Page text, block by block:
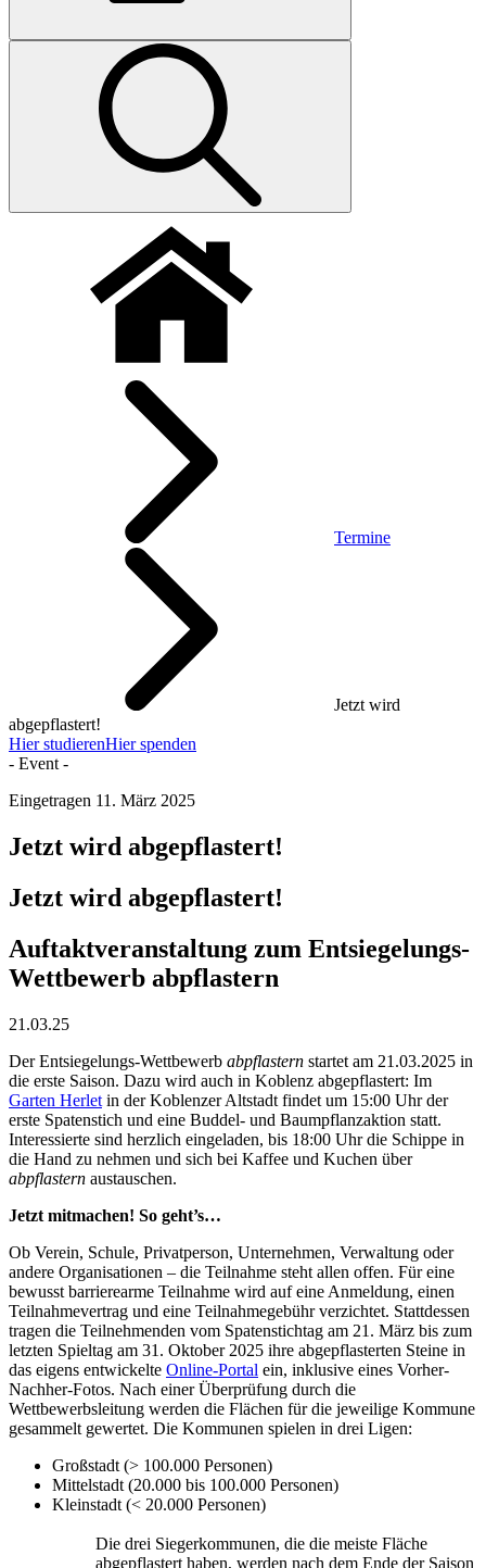
Termine
Jetzt wird
abgepflastert!
Hier studierenHier spenden
- Event -
Eingetragen 11. März 2025
Jetzt wird abgepflastert!
Jetzt wird abgepflastert!
Auftaktveranstaltung zum Entsiegelungs-
Wettbewerb abpflastern
21.03.25
Der Entsiegelungs-Wettbewerb abpflastern startet am 21.03.2025 in
die erste Saison. Dazu wird auch in Koblenz abgepflastert: Im
Garten Herlet in der Koblenzer Altstadt findet um 15:00 Uhr der
erste Spatenstich und eine Buddel- und Baumpflanzaktion statt.
Interessierte sind herzlich eingeladen, bis 18:00 Uhr die Schippe in
die Hand zu nehmen und sich bei Kaffee und Kuchen über
abpflastern austauschen.
Jetzt mitmachen! So geht’s…
Ob Verein, Schule, Privatperson, Unternehmen, Verwaltung oder
andere Organisationen – die Teilnahme steht allen offen. Für eine
bewusst barrierearme Teilnahme wird auf eine Anmeldung, einen
Teilnahmevertrag und eine Teilnahmegebühr verzichtet. Stattdessen
tragen die Teilnehmenden vom Spatenstichtag am 21. März bis zum
letzten Spieltag am 31. Oktober 2025 ihre abgepflasterten Steine in
das eigens entwickelte Online-Portal ein, inklusive eines Vorher-
Nachher-Fotos. Nach einer Überprüfung durch die
Wettbewerbsleitung werden die Flächen für die jeweilige Kommune
gesammelt gewertet. Die Kommunen spielen in drei Ligen:
Großstadt (> 100.000 Personen)
Mittelstadt (20.000 bis 100.000 Personen)
Kleinstadt (< 20.000 Personen)
Die drei Siegerkommunen, die die meiste Fläche
abgepflastert haben, werden nach dem Ende der Saison